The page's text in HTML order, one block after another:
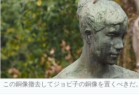
この銅像撤去してジョビ子の銅像を置くべきだ。